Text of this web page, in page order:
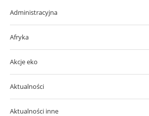
Administracyjna
Afryka
Akcje eko
Aktualności
Aktualności inne